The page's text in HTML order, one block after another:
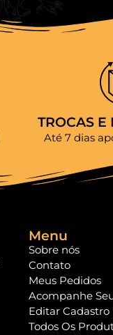
TROCAS E
Até 7 dias
Menu
Sobre nós
Contato
Meus Pedidos
Acompanhe
Editar Cadastro
Todos Os